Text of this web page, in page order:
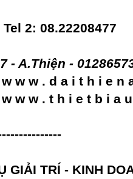
Tel 2: 08.22208477
- A.Thiện -
w w . d a i t h i e n
w w . t h i e t b i a
GIẢI TRÍ - KINH